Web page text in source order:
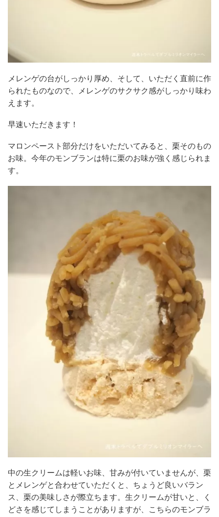
メレンゲの台がしっかり厚め、そして、いただく直前に作
られたものなので、メレンゲのサクサク感がしっかり味わ
えます。
早速いただきます！
マロンペースト部分だけをいただいてみると、栗そのもの
お味。今年のモンブランは特に栗のお味が強く感じられま
す。
中の生クリームは軽いお味、甘みが付いていませんが、栗
とメレンゲと合わせていただくと、ちょうど良いバラン
ス、栗の美味しさが際立ちます。生クリームが甘いと、く
どさを感じてしまうことがありますが、こちらのモンブラ